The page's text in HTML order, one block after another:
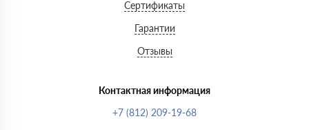
Сертификаты
Гарантии
Отзывы
Контактная информация
+7 (812) 209-19-68